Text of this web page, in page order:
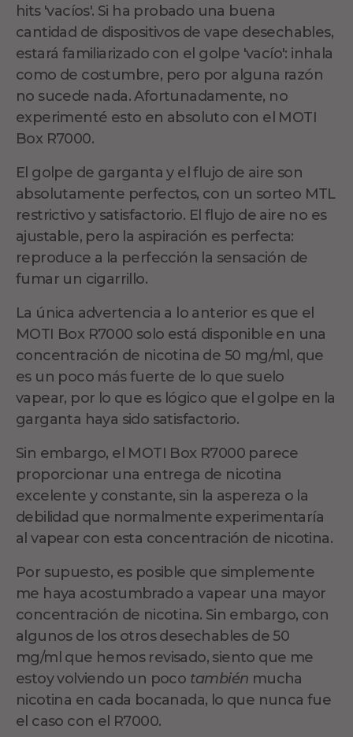
hits 'vacíos'. Si ha probado una buena
cantidad de dispositivos de vape desechables,
estará familiarizado con el golpe 'vacío': inhala
como de costumbre, pero por alguna razón
no sucede nada. Afortunadamente, no
experimenté esto en absoluto con el MOTI
Box R7000.
El golpe de garganta y el flujo de aire son
absolutamente perfectos, con un sorteo MTL
restrictivo y satisfactorio. El flujo de aire no es
ajustable, pero la aspiración es perfecta:
reproduce a la perfección la sensación de
fumar un cigarrillo.
La única advertencia a lo anterior es que el
MOTI Box R7000 solo está disponible en una
concentración de nicotina de 50 mg/ml, que
es un poco más fuerte de lo que suelo
vapear, por lo que es lógico que el golpe en la
garganta haya sido satisfactorio.
Sin embargo, el MOTI Box R7000 parece
proporcionar una entrega de nicotina
excelente y constante, sin la aspereza o la
debilidad que normalmente experimentaría
al vapear con esta concentración de nicotina.
Por supuesto, es posible que simplemente
me haya acostumbrado a vapear una mayor
concentración de nicotina. Sin embargo, con
algunos de los otros desechables de 50
mg/ml que hemos revisado, siento que me
estoy volviendo un poco también mucha
nicotina en cada bocanada, lo que nunca fue
el caso con el R7000.